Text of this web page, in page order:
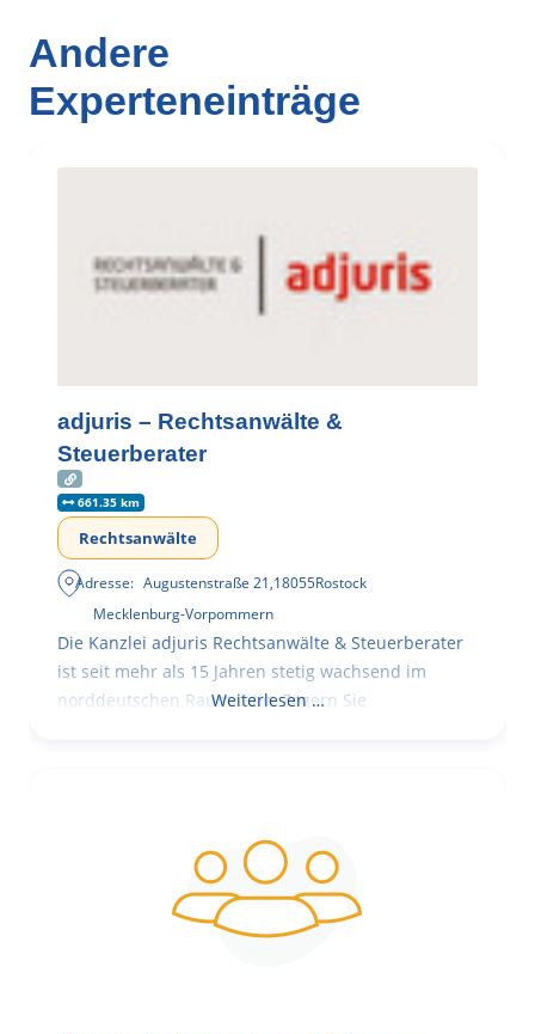
Andere
Experteneinträge
adjuris – Rechtsanwälte &
Steuerberater
661.35 km
Rechtsanwälte
Adresse: Augustenstraße 21,18055Rostock
Mecklenburg-Vorpommern
Die Kanzlei adjuris Rechtsanwälte & Steuerberater
ist seit mehr als 15 Jahren stetig wachsend im
norddeutschen Raum tätig. Zögern Sie
Weiterlesen …